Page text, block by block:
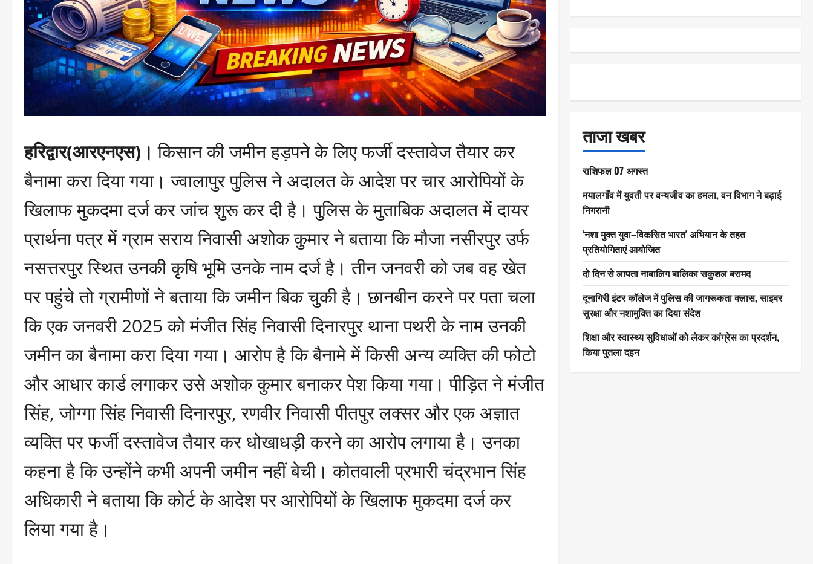
हरिद्वार(आरएनएस)। किसान की जमीन हड़पने के लिए फर्जी दस्तावेज तैयार कर
बैनामा करा दिया गया। ज्वालापुर पुलिस ने अदालत के आदेश पर चार आरोपियों के
खिलाफ मुकदमा दर्ज कर जांच शुरू कर दी है। पुलिस के मुताबिक अदालत में दायर
प्रार्थना पत्र में ग्राम सराय निवासी अशोक कुमार ने बताया कि मौजा नसीरपुर उर्फ
नसत्तरपुर स्थित उनकी कृषि भूमि उनके नाम दर्ज है। तीन जनवरी को जब वह खेत
पर पहुंचे तो ग्रामीणों ने बताया कि जमीन बिक चुकी है। छानबीन करने पर पता चला
कि एक जनवरी 2025 को मंजीत सिंह निवासी दिनारपुर थाना पथरी के नाम उनकी
जमीन का बैनामा करा दिया गया। आरोप है कि बैनामे में किसी अन्य व्यक्ति की फोटो
और आधार कार्ड लगाकर उसे अशोक कुमार बनाकर पेश किया गया। पीड़ित ने मंजीत
सिंह, जोग्गा सिंह निवासी दिनारपुर, रणवीर निवासी पीतपुर लक्सर और एक अज्ञात
व्यक्ति पर फर्जी दस्तावेज तैयार कर धोखाधड़ी करने का आरोप लगाया है। उनका
कहना है कि उन्होंने कभी अपनी जमीन नहीं बेची। कोतवाली प्रभारी चंद्रभान सिंह
अधिकारी ने बताया कि कोर्ट के आदेश पर आरोपियों के खिलाफ मुकदमा दर्ज कर
लिया गया है।
ताजा खबर
राशिफल 07 अगस्त
मयालगाँव में युवती पर वन्यजीव का हमला, वन विभाग ने बढ़ाई
निगरानी
‘नशा मुक्त युवा–विकसित भारत’ अभियान के तहत
प्रतियोगिताएं आयोजित
दो दिन से लापता नाबालिग बालिका सकुशल बरामद
दूनागिरी इंटर कॉलेज में पुलिस की जागरूकता क्लास, साइबर
सुरक्षा और नशामुक्ति का दिया संदेश
शिक्षा और स्वास्थ्य सुविधाओं को लेकर कांग्रेस का प्रदर्शन,
किया पुतला दहन